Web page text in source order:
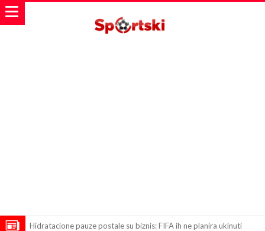
Hidratacione pauze postale su biznis: FIFA ih ne planira ukinuti